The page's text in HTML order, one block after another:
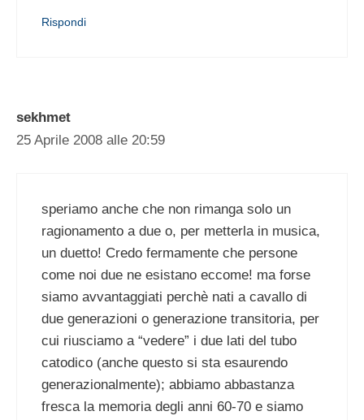
Rispondi
sekhmet
25 Aprile 2008 alle 20:59
speriamo anche che non rimanga solo un
ragionamento a due o, per metterla in musica,
un duetto! Credo fermamente che persone
come noi due ne esistano eccome! ma forse
siamo avvantaggiati perchè nati a cavallo di
due generazioni o generazione transitoria, per
cui riusciamo a “vedere” i due lati del tubo
catodico (anche questo si sta esaurendo
generazionalmente); abbiamo abbastanza
fresca la memoria degli anni 60-70 e siamo